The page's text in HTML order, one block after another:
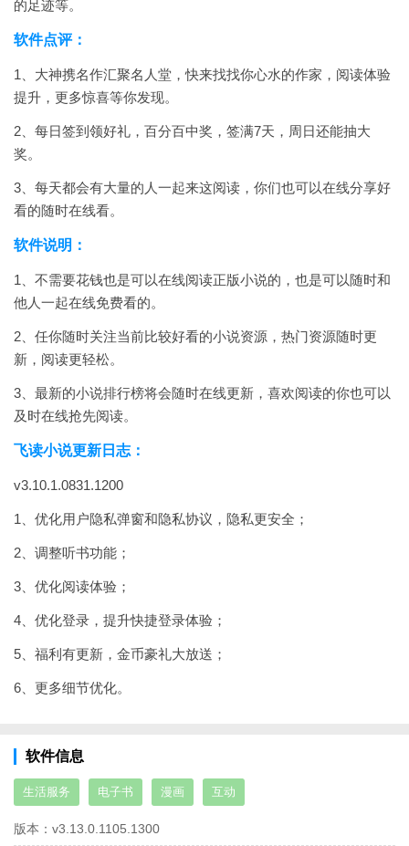
的足迹等。
软件点评：
1、大神携名作汇聚名人堂，快来找找你心水的作家，阅读体验
提升，更多惊喜等你发现。
2、每日签到领好礼，百分百中奖，签满7天，周日还能抽大
奖。
3、每天都会有大量的人一起来这阅读，你们也可以在线分享好
看的随时在线看。
软件说明：
1、不需要花钱也是可以在线阅读正版小说的，也是可以随时和
他人一起在线免费看的。
2、任你随时关注当前比较好看的小说资源，热门资源随时更
新，阅读更轻松。
3、最新的小说排行榜将会随时在线更新，喜欢阅读的你也可以
及时在线抢先阅读。
飞读小说更新日志：
v3.10.1.0831.1200
1、优化用户隐私弹窗和隐私协议，隐私更安全；
2、调整听书功能；
3、优化阅读体验；
4、优化登录，提升快捷登录体验；
5、福利有更新，金币豪礼大放送；
6、更多细节优化。
软件信息
生活服务 电子书 漫画 互动
版本： v3.13.0.1105.1300